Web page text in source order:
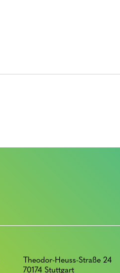
Theodor-Heuss-Straße 24
70174 Stuttgart